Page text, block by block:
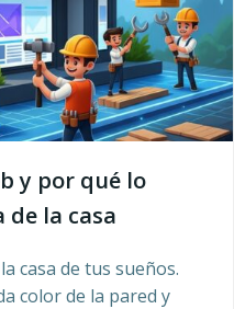
y por qué lo
de la casa
casa de tus sueños.
color de la pared y